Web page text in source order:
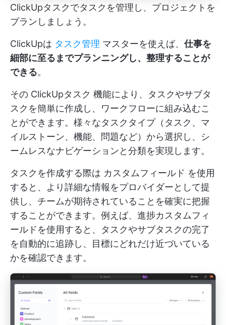
ClickUpタスクでタスクを管理し、プロジェクトを
プランしましょう。
ClickUpは タスク管理 マスターを使えば、仕事を
細部に至るまでプランニングし、整理することが
できる。
その ClickUpタスク 機能により、タスクやサブタ
スクを簡単に作成し、ワークフローに組み込むこ
とができます。様々なタスクタイプ（タスク、マ
イルストーン、機能、問題など）から選択し、シ
ームレスなナビゲーションと分類を実現します。
タスクを作成する際は カスタムフィールド を使用
すると、より詳細な情報をプロバイダーとして提
供し、チームが期待されていることを確実に把握
することができます。例えば、進捗カスタムフィ
ールドを使用すると、タスクやサブタスクの完了
を自動的に追跡し、目標にどれだけ近づいている
かを確認できます。